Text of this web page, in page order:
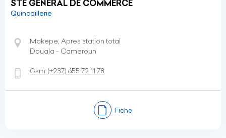
STE GENERAL DE COMMERCE
Quincaillerie
Makepe, Apres station total
Douala - Cameroun
Gsm:(+237) 655 72 11 78
Fiche